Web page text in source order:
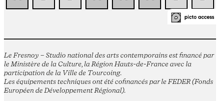
Le Fresnoy – Studio national des arts contemporains est financé par
le Ministère de la Culture, la Région Hauts-de-France avec la
participation de la Ville de Tourcoing.
Les équipements techniques ont été cofinancés par le FEDER (Fonds
Européen de Développement Régional).